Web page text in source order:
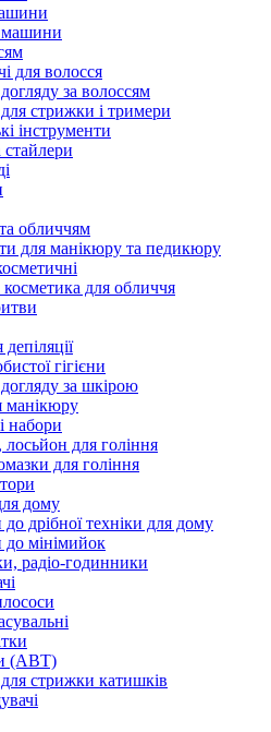
для волосся
за волоссям
стрижки і тримери
інструменти
обличчям
для манікюру та педикюру
косметика для обличчя
гігієни
за шкірою
манікюру
набори
лосьйон для гоління
для гоління
дому
дрібної техніки для дому
до мінімийок
радіо-годинники
(АВТ)
стрижки катишків